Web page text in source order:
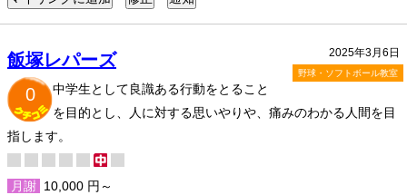
2025年3月6日
野球・ソフトボール教室
飯塚レパーズ
0
中学生として良識ある行動をとること
を目的とし、人に対する思いやりや、痛みのわかる人間を目
指します。
月謝 10,000 円～